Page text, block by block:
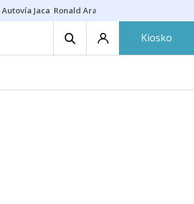
Autovía Jaca Ronald Araújo
Kiosko